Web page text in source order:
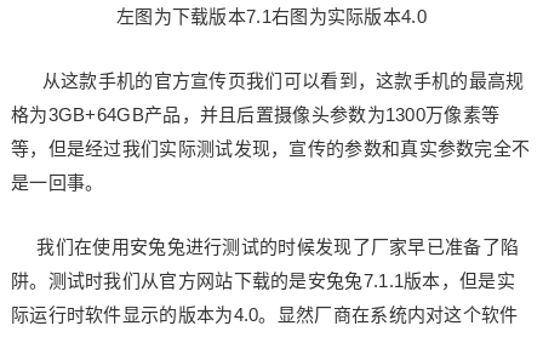
左图为下载版本7.1右图为实际版本4.0
从这款手机的官方宣传页我们可以看到，这款手机的最高规
格为3GB+64GB产品，并且后置摄像头参数为1300万像素等
等，但是经过我们实际测试发现，宣传的参数和真实参数完全不
是一回事。
我们在使用安兔兔进行测试的时候发现了厂家早已准备了陷
阱。测试时我们从官方网站下载的是安兔兔7.1.1版本，但是实
际运行时软件显示的版本为4.0。显然厂商在系统内对这个软件